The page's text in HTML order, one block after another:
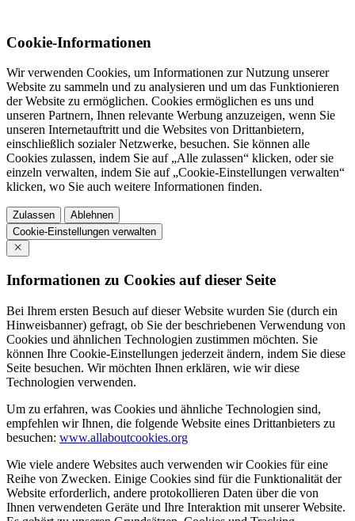
Cookie-Informationen
Wir verwenden Cookies, um Informationen zur Nutzung unserer
Website zu sammeln und zu analysieren und um das Funktionieren
der Website zu ermöglichen. Cookies ermöglichen es uns und
unseren Partnern, Ihnen relevante Werbung anzuzeigen, wenn Sie
unseren Internetauftritt und die Websites von Drittanbietern,
einschließlich sozialer Netzwerke, besuchen. Sie können alle
Cookies zulassen, indem Sie auf „Alle zulassen“ klicken, oder sie
einzeln verwalten, indem Sie auf „Cookie-Einstellungen verwalten“
klicken, wo Sie auch weitere Informationen finden.
Zulassen
Ablehnen
Cookie-Einstellungen verwalten
Informationen zu Cookies auf dieser Seite
Bei Ihrem ersten Besuch auf dieser Website wurden Sie (durch ein
Hinweisbanner) gefragt, ob Sie der beschriebenen Verwendung von
Cookies und ähnlichen Technologien zustimmen möchten. Sie
können Ihre Cookie-Einstellungen jederzeit ändern, indem Sie diese
Seite besuchen. Wir möchten Ihnen erklären, wie wir diese
Technologien verwenden.
Um zu erfahren, was Cookies und ähnliche Technologien sind,
empfehlen wir Ihnen, die folgende Website eines Drittanbieters zu
besuchen: www.allaboutcookies.org
Wie viele andere Websites auch verwenden wir Cookies für eine
Reihe von Zwecken. Einige Cookies sind für die Funktionalität der
Website erforderlich, andere protokollieren Daten über die von
Ihnen verwendeten Geräte und Ihre Interaktion mit unserer Website.